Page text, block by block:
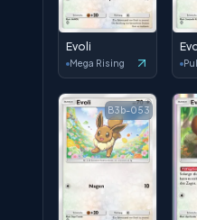
Evoli
Mega Rising
B3b-053